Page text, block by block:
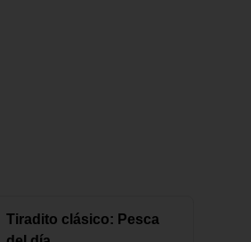
Tiradito clásico: Pesca